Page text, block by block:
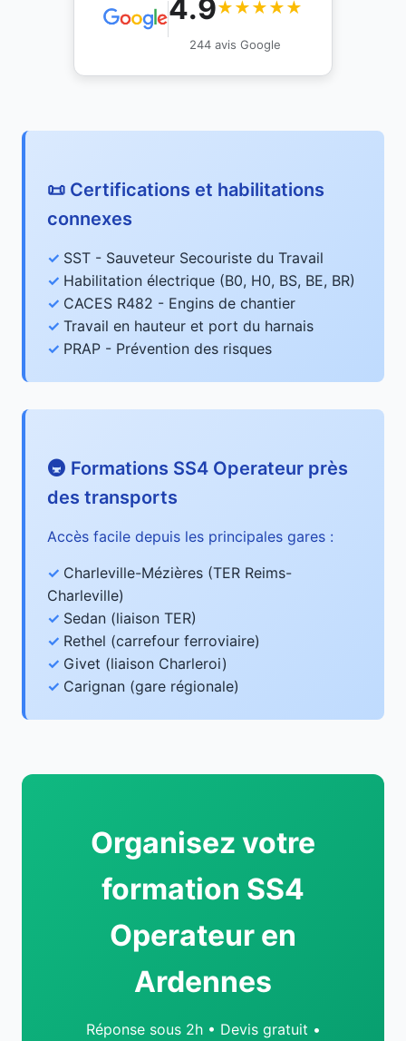
4.9★★★★★
244 avis Google
📜 Certifications et habilitations
connexes
SST - Sauveteur Secouriste du Travail
Habilitation électrique (B0, H0, BS, BE, BR)
CACES R482 - Engins de chantier
Travail en hauteur et port du harnais
PRAP - Prévention des risques
🚇 Formations SS4 Operateur près
des transports
Accès facile depuis les principales gares :
Charleville-Mézières (TER Reims-
Charleville)
Sedan (liaison TER)
Rethel (carrefour ferroviaire)
Givet (liaison Charleroi)
Carignan (gare régionale)
Organisez votre
formation SS4
Operateur en
Ardennes
Réponse sous 2h • Devis gratuit •